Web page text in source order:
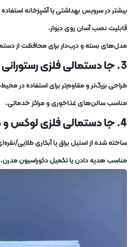
بیشتر در سرویس بهداشتی یا آشپزخانه
قابلیت نصب آسان روی دیوار.
مدل‌های بسته و درب‌دار برای محافظت از
3. جا دستمالی فلزی رستورانی و صنعتی
طراحی بزرگ‌تر و مقاوم‌تر برای استفاده در
مناسب سالن‌های غذاخوری و مراکز خدماتی.
4. جا دستمالی فلزی لوکس و دکوراتیو
ساخته‌ شده از استیل براق یا آبکاری طلایی/
مناسب هدیه دادن یا تکمیل دکوراسیون مدرن.